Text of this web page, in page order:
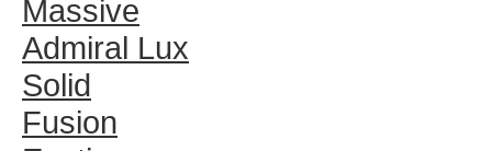
Massive
Admiral Lux
Solid
Fusion